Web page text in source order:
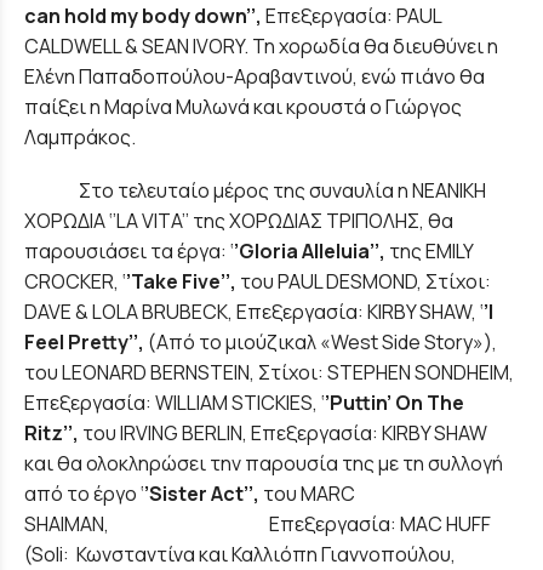
can hold mybodydown’’, Επεξεργασία: PAUL
CALDWELL & SEAN IVORY. Τη χορωδία θα διευθύνει η
Ελένη Παπαδοπούλου-Αραβαντινού, ενώ πιάνο θα
παίξει η Μαρίνα Μυλωνά και κρουστά ο Γιώργος
Λαμπράκος.
Στο τελευταίο μέρος της συναυλία η ΝΕΑΝΙΚΗ
ΧΟΡΩΔΙΑ ‘’LA VITA’’ της ΧΟΡΩΔΙΑΣ ΤΡΙΠΟΛΗΣ, θα
παρουσιάσει τα έργα: ‘’Gloria Alleluia’’, της EMILY
CROCKER, ‘’Take Five’’, του PAUL DESMOND, Στίχοι:
DAVE & LOLA BRUBECK, Επεξεργασία: KIRBY SHAW, ‘’I
Feel Pretty’’, (Από το μιούζικαλ «West Side Story»),
του LEONARD BERNSTEIN, Στίχοι: STEPHEN SONDHEIM,
Επεξεργασία: WILLIAM STICKIES, ‘’Puttin’ On The
Ritz’’, του IRVING BERLIN, Επεξεργασία: KIRBY SHAW
και θα ολοκληρώσει την παρουσία της με τη συλλογή
από το έργο ‘’Sister Act’’, του MARC
SHAIMAN, Επεξεργασία: MAC HUFF
(Soli: Κωνσταντίνα και Καλλιόπη Γιαννοπούλου,